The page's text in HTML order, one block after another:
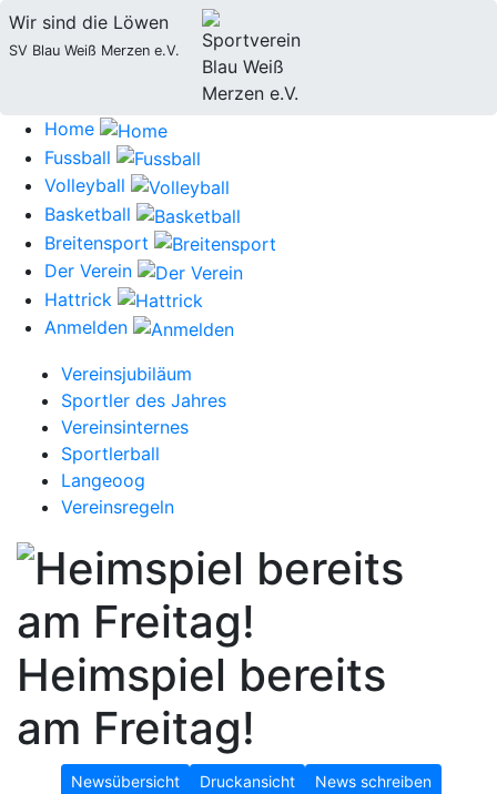
Wir sind die Löwen
SV Blau Weiß Merzen e.V.
Home
Fussball
Volleyball
Basketball
Breitensport
Der Verein
Hattrick
Anmelden
Vereinsjubiläum
Sportler des Jahres
Vereinsinternes
Sportlerball
Langeoog
Vereinsregeln
Heimspiel bereits
am Freitag!
Newsübersicht Druckansicht News schreiben